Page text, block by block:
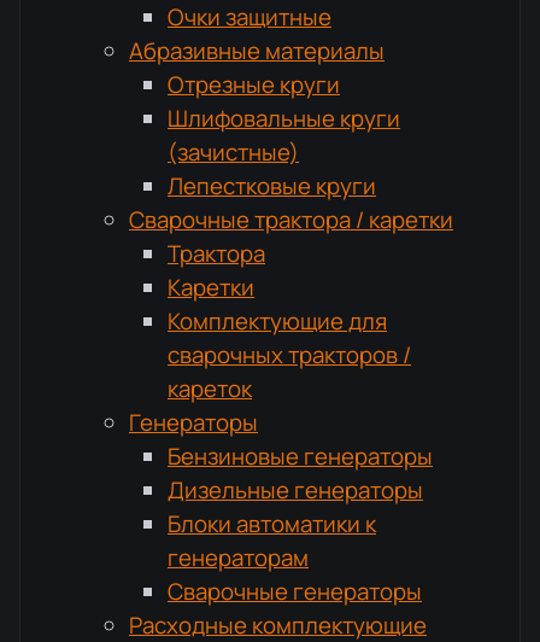
Очки защитные
Абразивные материалы
Отрезные круги
Шлифовальные круги
(зачистные)
Лепестковые круги
Сварочные трактора / каретки
Трактора
Каретки
Комплектующие для
сварочных тракторов /
кареток
Генераторы
Бензиновые генераторы
Дизельные генераторы
Блоки автоматики к
генераторам
Сварочные генераторы
Расходные комплектующие